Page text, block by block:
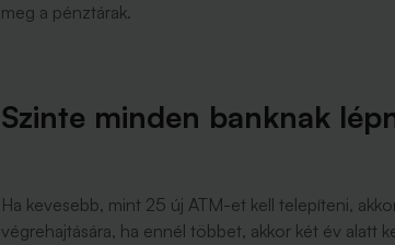
meg a pénztárak.
Szinte minden banknak
Ha kevesebb, mint 25 új ATM-et kell telepíteni,
végrehajtására, ha ennél többet, akkor két év alatt